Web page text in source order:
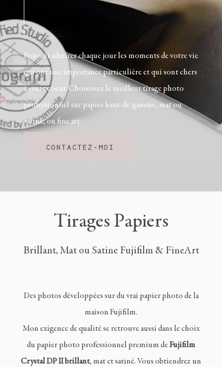
Pouvoir admirer chaque jour les moments de votre vie
qui ont une importance particulière et qui sont chers
à votre coeur. Choisissez le meilleur tirage photo
professionnel sur papier haut-de-gamme, mat ou
satiné, ou fine art.
CONTACTEZ-MOI
Tirages Papiers
Brillant, Mat ou Satine Fujifilm & FineArt
Des photos développées sur du vrai papier photo de la
maison Fujifilm.
Mon exigence de qualité se retrouve aussi dans le choix
du papier photo professionnel premium deFujifilm
Crystal DP II brillant, mat et satiné. Vous obtiendrez un